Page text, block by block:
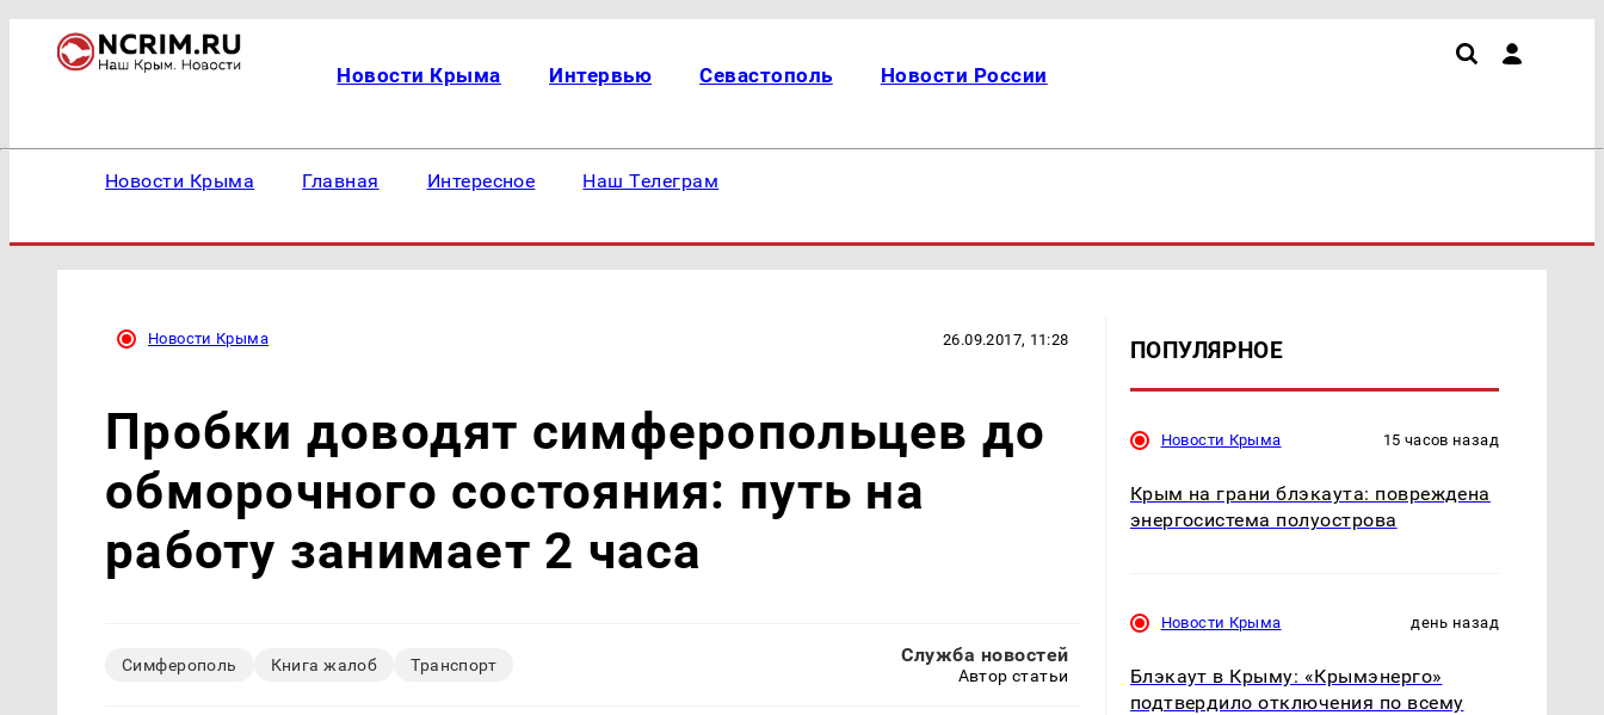
Новости Крыма Интервью Севастополь Новости России
Новости Крыма Главная Интересное Наш Телеграм
Новости Крыма 26.09.2017, 11:28
Пробки доводят симферопольцев до
обморочного состояния: путь на
работу занимает 2 часа
Симферополь Книга жалоб Транспорт Служба новостей
Автор статьи
ПОПУЛЯРНОЕ
Новости Крыма 15 часов назад
Крым на грани блэкаута: повреждена
энергосистема полуострова
Новости Крыма день назад
Блэкаут в Крыму: «Крымэнерго»
подтвердило отключения по всему